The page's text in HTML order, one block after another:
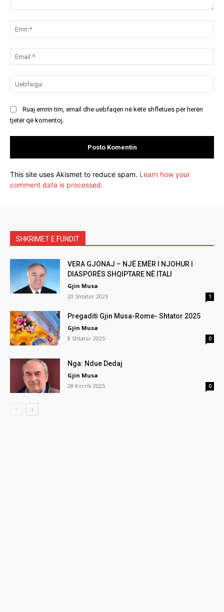
Ruaj emrin tim, email dhe uebfaqen në këtë shfletues për herën
tjetër që komentoj.
This site uses Akismet to reduce spam. Learn how your
comment data is processed.
SHKRIMET E FUNDIT
VERA GJONAJ – NJË EMËR I NJOHUR I
DIASPORËS SHQIPTARE NË ITALI
Gjin Musa
20 Shtator 2025
1
Pregaditi Gjin Musa-Rome- Shtator 2025
Gjin Musa
8 Shtator 2025
0
Nga: Ndue Dedaj
Gjin Musa
28 Korrik 2025
0